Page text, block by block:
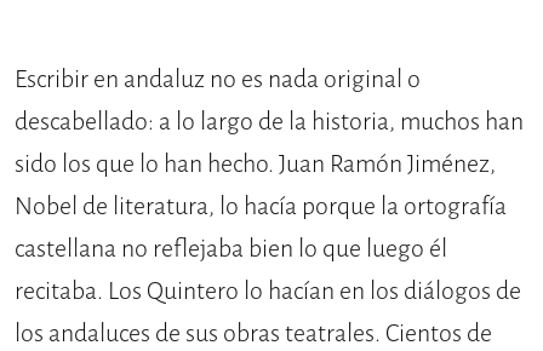
Escribir en andaluz no es nada original o
descabellado: a lo largo de la historia, muchos han
sido los que lo han hecho. Juan Ramón Jiménez,
Nobel de litera­tura, lo hacía porque la ortografía
cas­tellana no reflejaba bien lo que luego él
recitaba. Los Quintero lo hacían en los diálogos de
los andaluces de sus obras teatrales. Cientos de